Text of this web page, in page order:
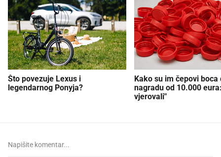
Što povezuje Lexus i
legendarnog Ponyja?
Kako su im čepovi boca
nagradu od 10.000
vjerovali"